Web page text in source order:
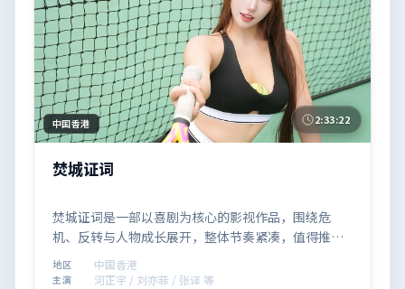
中国香港 2:33:22
焚城证词
焚城证词是一部以喜剧为核心的影视作品，围绕危
机、反转与人物成长展开，整体节奏紧凑，值得推荐
观看。
地区 中国香港
主演
河正宇 / 刘亦菲 / 张译 等